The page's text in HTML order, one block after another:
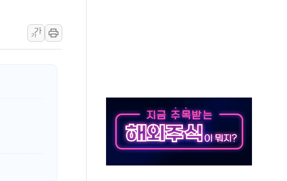
지수 하락 속 'DGC' 임시 주총 기대감에 홀로 상한가…마진 잔액은 사상 최고
다이먼 "금융시장 레버리지 위험수위…숨은 차입이 더 큰 변수"
술, 중남미 콜롬비아에 새 안보 위기… 반군·마약카르텔이 습득해 전투 활용
해상서 부유물 감긴 어선 구조
기지 누출, 백린 아닌 무해한 표면 부식 물질"
가
가